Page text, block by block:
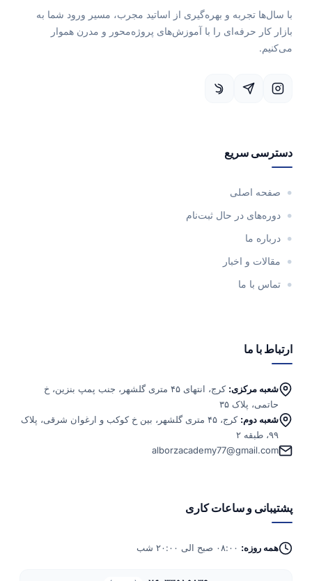
با سال‌ها تجربه و بهره‌گیری از اساتید مجرب، مسیر ورود شما به
بازار کار حرفه‌ای را با آموزش‌های پروژه‌محور و مدرن هموار
می‌کنیم.
دسترسی سریع
صفحه اصلی
دوره‌های در حال ثبت‌نام
درباره ما
مقالات و اخبار
تماس با ما
ارتباط با ما
شعبه مرکزی:
کرج، انتهای ۴۵ متری گلشهر، جنب پمپ بنزین، خ
حاتمی، پلاک ۳۵
شعبه دوم:
کرج، ۴۵ متری گلشهر، بین خ کوکب و ارغوان شرقی، پلاک
۹۹، طبقه ۲
alborzacademy77@gmail.com
پشتیبانی و ساعات کاری
همه روزه: